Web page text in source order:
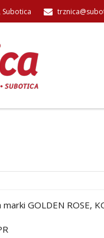
Subotica
GOLDEN ROSE,